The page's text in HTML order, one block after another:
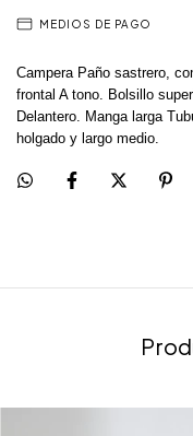
MEDIOS DE PAGO
Campera Paño sastrero,
frontal A tono. Bolsillo
Delantero. Manga larga
holgado y largo medio.